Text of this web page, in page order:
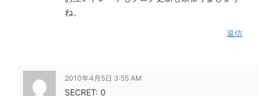
ね。
返信
2010年4月5日 3:55 AM
SECRET: 0